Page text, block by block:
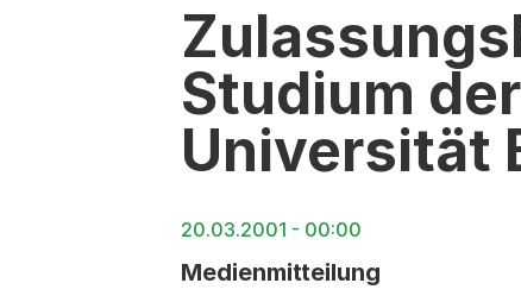
Studium
Universität
20.03.2001 - 00:00
Medienmitteilung